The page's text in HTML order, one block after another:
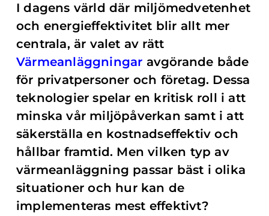
I dagens värld där miljömedvetenhet
och energieffektivitet blir allt mer
centrala, är valet av rätt
Värmeanläggningar avgörande både
för privatpersoner och företag. Dessa
teknologier spelar en kritisk roll i att
minska vår miljöpåverkan samt i att
säkerställa en kostnadseffektiv och
hållbar framtid. Men vilken typ av
värmeanläggning passar bäst i olika
situationer och hur kan de
implementeras mest effektivt?